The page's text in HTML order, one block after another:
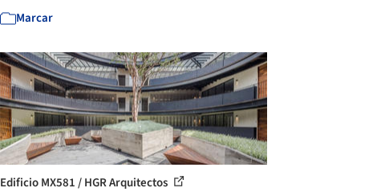
Marcar
Edificio MX581 / HGR Arquitectos